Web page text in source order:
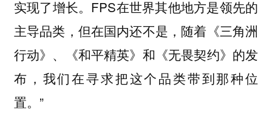
实现了增长。FPS在世界其他地方是领先的
主导品类，但在国内还不是，随着《三角洲
行动》、《和平精英》和《无畏契约》的发
布，我们在寻求把这个品类带到那种位
置。”